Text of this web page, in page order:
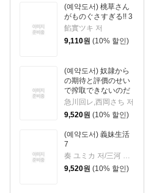
(예약도서) 桃草さん
がものぐさすぎる!! 3
餡實ツキ 저
9,110원 (10% 할인)
(예약도서) 奴隷から
の期待と評價のせい
で搾取できないのだ
が 5
急川回レ,西岡さち 저
9,520원 (10% 할인)
(예약도서) 義妹生活
7
奏 ユミカ 저/三河 ご-すと 원작
9,520원 (10% 할인)